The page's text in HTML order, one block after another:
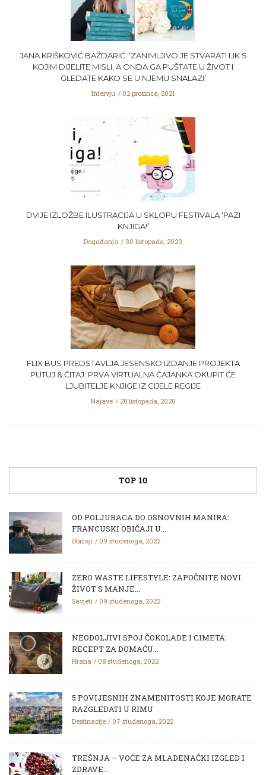
JANA KRIŠKOVIĆ BAŽDARIĆ: ‘ZANIMLJIVO JE STVARATI LIK S
KOJIM DIJELITE MISLI, A ONDA GA PUŠTATE U ŽIVOT I
GLEDATE KAKO SE U NJEMU SNALAZI’
Intervju 02 prosinca, 2021
DVIJE IZLOŽBE ILUSTRACIJA U SKLOPU FESTIVALA ‘PAZI
KNJIGA!’
Događanja 30 listopada, 2020
FLIX BUS PREDSTAVLJA JESENSKO IZDANJE PROJEKTA
PUTUJ & ČITAJ: PRVA VIRTUALNA ČAJANKA OKUPIT ĆE
LJUBITELJE KNJIGE IZ CIJELE REGIJE
Najave 28 listopada, 2020
TOP 10
OD POLJUBACA DO OSNOVNIH MANIRA:
FRANCUSKI OBIČAJI U...
Običaji 09 studenoga, 2022
ZERO WASTE LIFESTYLE: ZAPOČNITE NOVI
ŽIVOT S MANJE...
Savjeti 09 studenoga, 2022
NEODOLJIVI SPOJ ČOKOLADE I CIMETA:
RECEPT ZA DOMAĆU...
Hrana 08 studenoga, 2022
5 POVIJESNIH ZNAMENITOSTI KOJE MORATE
RAZGLEDATI U RIMU
Destinacije 07 studenoga, 2022
TREŠNJA – VOĆE ZA MLADENAČKI IZGLED I
ZDRAVE...